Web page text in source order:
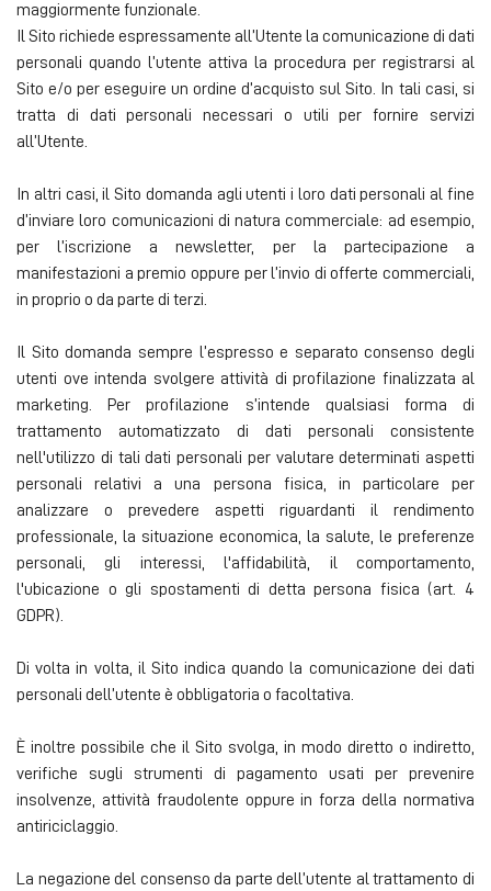
maggiormente funzionale.
Il Sito richiede espressamente all’Utente la comunicazione di dati
personali quando l’utente attiva la procedura per registrarsi al
Sito e/o per eseguire un ordine d’acquisto sul Sito. In tali casi, si
tratta di dati personali necessari o utili per fornire servizi
all’Utente.
In altri casi, il Sito domanda agli utenti i loro dati personali al fine
d’inviare loro comunicazioni di natura commerciale: ad esempio,
per l’iscrizione a newsletter, per la partecipazione a
manifestazioni a premio oppure per l’invio di offerte commerciali,
in proprio o da parte di terzi.
Il Sito domanda sempre l’espresso e separato consenso degli
utenti ove intenda svolgere attività di profilazione finalizzata al
marketing. Per profilazione s’intende qualsiasi forma di
trattamento automatizzato di dati personali consistente
nell'utilizzo di tali dati personali per valutare determinati aspetti
personali relativi a una persona fisica, in particolare per
analizzare o prevedere aspetti riguardanti il rendimento
professionale, la situazione economica, la salute, le preferenze
personali, gli interessi, l'affidabilità, il comportamento,
l'ubicazione o gli spostamenti di detta persona fisica (art. 4
GDPR).
Di volta in volta, il Sito indica quando la comunicazione dei dati
personali dell’utente è obbligatoria o facoltativa.
È inoltre possibile che il Sito svolga, in modo diretto o indiretto,
verifiche sugli strumenti di pagamento usati per prevenire
insolvenze, attività fraudolente oppure in forza della normativa
antiriciclaggio.
La negazione del consenso da parte dell’utente al trattamento di